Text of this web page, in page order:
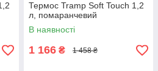
Термос Tramp Soft Touch 1,2
л, помаранчевий
В наявності
1 166 ₴ 1 458 ₴